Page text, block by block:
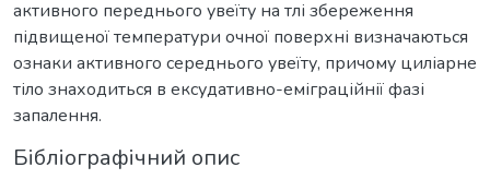
активного переднього увеїту на тлі збереження
підвищеної температури очної поверхні визначаються
ознаки активного середнього увеїту, причому циліарне
тіло знаходиться в ексудативно-еміграційнії фазі
запалення.
Бібліографічний опис